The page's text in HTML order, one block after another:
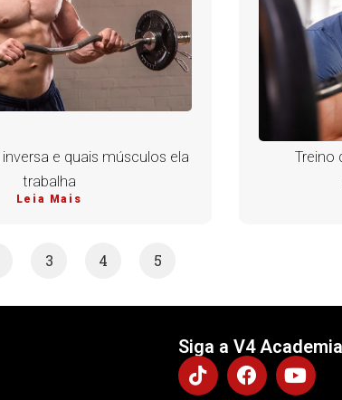
e quais músculos ela
trabalha
Leia Mais
Treino
3 4 5
Siga a V4 Academia